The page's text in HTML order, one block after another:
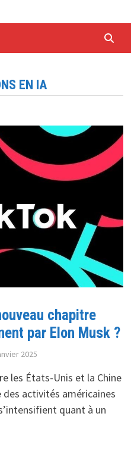
EN IA
chapitre
par Elon Musk ?
2025
les États-Unis et la Chine
activités américaines
quant à un